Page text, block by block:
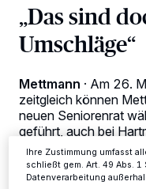
„Das sind
Umschläge“
Mettmann · Am 26.
zeitgleich können
neuen Seniorenrat
geführt, auch bei
Kennungen auf Ihrem
verarbeiten Daten, um
Zwecke. Wenn Tracker
dieses Menü jederzeit
ändern oder Ihre
Einstellungen oder
Ihre Einstellungen gelten
Informationen finden Sie in
Ihre Zustimmung umfasst
schließt gem. Art. 49 Abs. 1
Datenverarbeitung